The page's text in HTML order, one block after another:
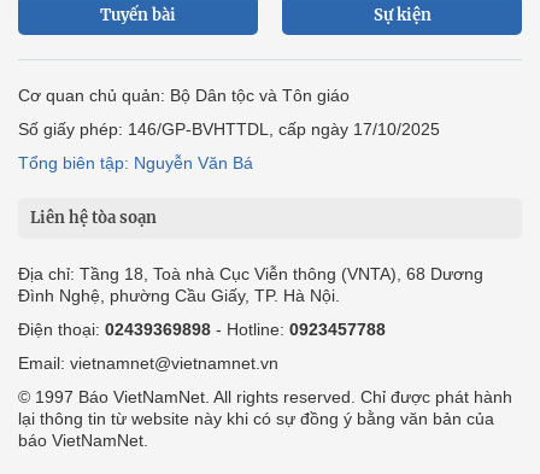
Tuyến bài Sự kiện
Cơ quan chủ quản: Bộ Dân tộc và Tôn giáo
Số giấy phép: 146/GP-BVHTTDL, cấp ngày 17/10/2025
Tổng biên tập: Nguyễn Văn Bá
Liên hệ tòa soạn
Địa chỉ: Tầng 18, Toà nhà Cục Viễn thông (VNTA), 68 Dương
Đình Nghệ, phường Cầu Giấy, TP. Hà Nội.
Điện thoại: 02439369898 - Hotline: 0923457788
Email: vietnamnet@vietnamnet.vn
© 1997 Báo VietNamNet. All rights reserved. Chỉ được phát hành
lại thông tin từ website này khi có sự đồng ý bằng văn bản của
báo VietNamNet.